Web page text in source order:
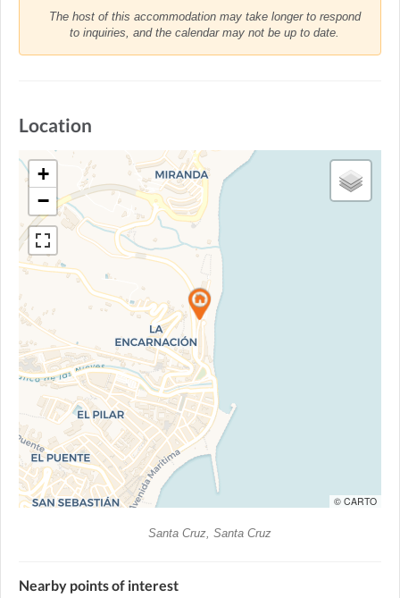
The host of this accommodation may take longer to respond
to inquiries, and the calendar may not be up to date.
Location
+
−
© CARTO
Santa Cruz, Santa Cruz
Nearby points of interest